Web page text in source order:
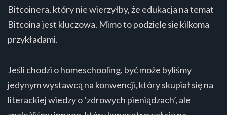
Bitcoinera, który nie wierzyłby, że edukacja na temat
Bitcoina jest kluczowa. Mimo to podzielę się kilkoma
przykładami.
Jeśli chodzi o homeschooling, być może byliśmy
jedynym wystawcą na konwencji, który skupiał się na
literackiej wiedzy o ‘zdrowych pieniądzach’, ale